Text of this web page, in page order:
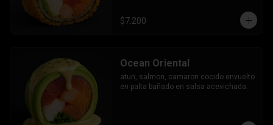
$7.200
Ocean Oriental
atun, salmon, camaron cocido envuelto
en palta bañado en salsa acevichada.